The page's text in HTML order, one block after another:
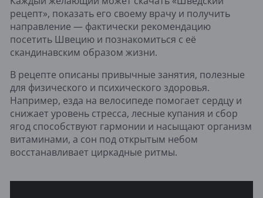
рецепт», показать его своему врачу и получить
направление — фактически рекомендацию
посетить Швецию и познакомиться с её
скандинавским образом жизни.
В рецепте описаны привычные занятия, полезные
для физического и психического здоровья.
Например, езда на велосипеде помогает сердцу и
снижает уровень стресса, лесные купания и сбор
ягод способствуют гармонии и насыщают организм
витаминами, а сон под открытым небом
восстанавливает циркадные ритмы.